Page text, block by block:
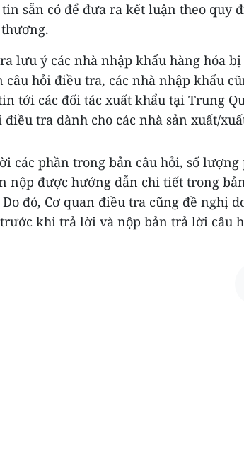
sẵn có để đưa ra kết luận theo quy
lưu ý các nhà nhập khẩu hàng hóa
hỏi điều tra, các nhà nhập khẩu
tới các đối tác xuất khẩu tại Trung
tra dành cho các nhà sản xuất/
các phần trong bản câu hỏi, số
nộp được hướng dẫn chi tiết trong
đó, Cơ quan điều tra cũng đề nghị
khi trả lời và nộp bản trả lời câu